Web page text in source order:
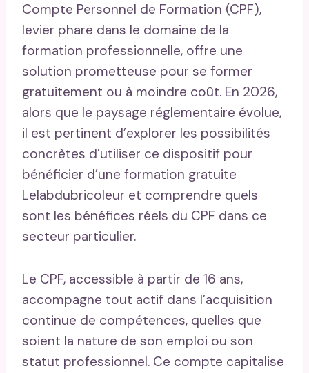
Compte Personnel de Formation (CPF),
levier phare dans le domaine de la
formation professionnelle, offre une
solution prometteuse pour se former
gratuitement ou à moindre coût. En 2026,
alors que le paysage réglementaire évolue,
il est pertinent d’explorer les possibilités
concrètes d’utiliser ce dispositif pour
bénéficier d’une formation gratuite
Lelabdubricoleur et comprendre quels
sont les bénéfices réels du CPF dans ce
secteur particulier.
Le CPF, accessible à partir de 16 ans,
accompagne tout actif dans l’acquisition
continue de compétences, quelles que
soient la nature de son emploi ou son
statut professionnel. Ce compte capitalise